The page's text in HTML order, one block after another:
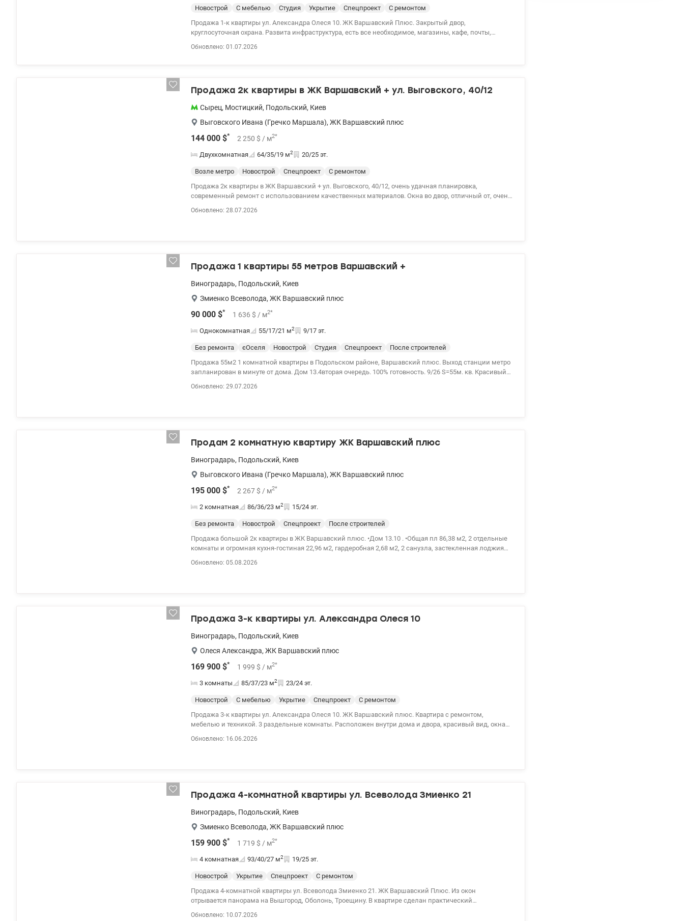
у.е.Без комиссии. 0503842286 Алла, valion.ua/1150155
Новострой С мебелью Студия Укрытие Спецпроект
С ремонтом
Продажа 1-к квартиры ул. Александра Олеся 10. ЖК Варшавский Плюс. Закрытый двор,
круглосуточная охрана. Развита инфраструктура, есть все необходимое, магазины, кафе, почты,
Обновлено: 01.07.2026
Продажа 2к квартиры в ЖК Варшавский + ул. Выговского, 40/12
Сырец, Мостицкий, Подольский, Киев
Выговского Ивана (Гречко Маршала), ЖК Варшавский плюс
144 000 $* 2 250 $ / м2*
Двухкомнатная 64/35/19 м2 20/25 эт.
Возле метро Новострой Спецпроект
С ремонтом
Продажа 2к квартиры в ЖК Варшавский + ул. Выговского, 40/12, очень удачная планировка,
современный ремонт с использованием качественных материалов. Окна во двор, отличный от, очень
Обновлено: 28.07.2026
Продажа 1 квартиры 55 метров Варшавский +
Виноградарь, Подольский, Киев
Змиенко Всеволода, ЖК Варшавский плюс
90 000 $* 1 636 $ / м2*
Однокомнатная 55/17/21 м2 9/17 эт.
Без ремонта єОселя Новострой Студия Спецпроект
После строителей
Продажа 55м2 1 комнатной квартиры в Подольском районе, Варшавский плюс. Выход станции метро
запланирован в минуте от дома. Дом 13.4вторая очередь. 100% готовность. 9/26 S=55м. кв. Красивый
Обновлено: 29.07.2026
Продам 2 комнатную квартиру ЖК Варшавский плюс
Виноградарь, Подольский, Киев
Выговского Ивана (Гречко Маршала), ЖК Варшавский плюс
195 000 $* 2 267 $ / м2*
2 комнатная 86/36/23 м2 15/24 эт.
Без ремонта Новострой Спецпроект
После строителей
Продажа большой 2к квартиры в ЖК Варшавский плюс. •Дом 13.10 . •Общая пл 86,38 м2, 2 отдельные
комнаты и огромная кухня-гостиная 22,96 м2, гардеробная 2,68 м2, 2 санузла, застекленная лоджия
Обновлено: 05.08.2026
Продажа 3-к квартиры ул. Александра Олеся 10
Виноградарь, Подольский, Киев
Олеся Александра, ЖК Варшавский плюс
169 900 $* 1 999 $ / м2*
3 комнаты 85/37/23 м2 23/24 эт.
Новострой С мебелью Укрытие Спецпроект
С ремонтом
Продажа 3-к квартиры ул. Александра Олеся 10. ЖК Варшавский плюс. Квартира с ремонтом,
мебелью и техникой. 3 раздельные комнаты. Расположен внутри дома и двора, красивый вид, окна
Обновлено: 16.06.2026
Продажа 4-комнатной квартиры ул. Всеволода Змиенко 21
Виноградарь, Подольский, Киев
Змиенко Всеволода, ЖК Варшавский плюс
159 900 $* 1 719 $ / м2*
4 комнатная 93/40/27 м2 19/25 эт.
Новострой Укрытие Спецпроект
С ремонтом
Продажа 4-комнатной квартиры ул. Всеволода Змиенко 21. ЖК Варшавский Плюс. Из окон
отрывается панорама на Вышгород, Оболонь, Троещину. В квартире сделан практический
Обновлено: 10.07.2026